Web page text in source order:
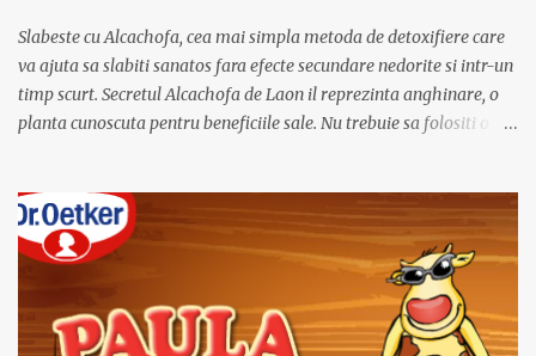
Slabeste cu Alcachofa, cea mai simpla metoda de detoxifiere care
va ajuta sa slabiti sanatos fara efecte secundare nedorite si intr-un
timp scurt. Secretul Alcachofa de Laon il reprezinta anghinare, o
planta cunoscuta pentru beneficiile sale. Nu trebuie sa folositi o